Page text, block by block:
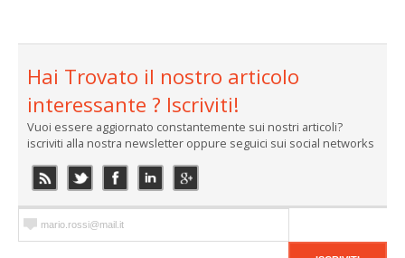
Hai Trovato il nostro articolo
interessante ? Iscriviti!
Vuoi essere aggiornato constantemente sui nostri articoli?
iscriviti alla nostra newsletter oppure seguici sui social networks